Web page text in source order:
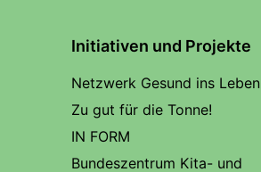
Initiativen und Projekte
Netzwerk Gesund ins Leben
Zu gut für die Tonne!
IN FORM
Bundeszentrum Kita- und